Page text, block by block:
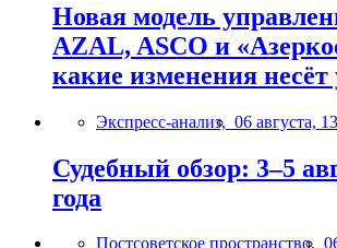
Новая модель
AZAL, ASCO и
какие изменения несёт
Экспресс-анализ, 06 августа,
Судебный обзор: 3–5
года
Постсоветское пространство,